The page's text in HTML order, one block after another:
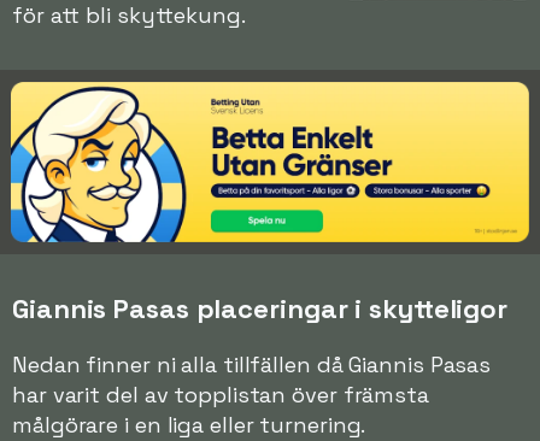
för att bli skyttekung.
Giannis Pasas placeringar i skytteligor
Nedan finner ni alla tillfällen då Giannis Pasas
har varit del av topplistan över främsta
målgörare i en liga eller turnering.